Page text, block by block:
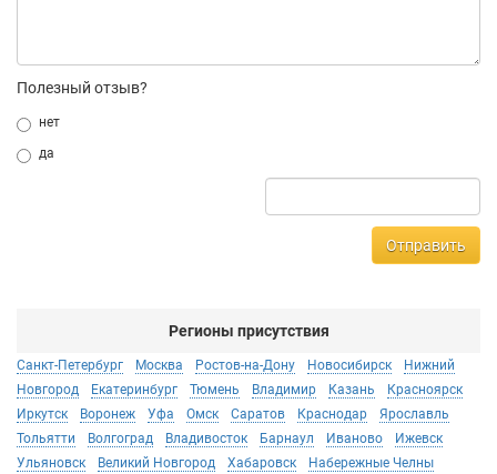
Полезный отзыв?
нет
да
Отправить
Регионы присутствия
Санкт-Петербург Москва Ростов-на-Дону Новосибирск
Нижний
Новгород
Екатеринбург Тюмень Владимир Казань
Красноярск
Иркутск
Воронеж Уфа Омск Саратов Краснодар
Ярославль
Тольятти
Волгоград Владивосток Барнаул Иваново
Ижевск
Ульяновск
Великий Новгород Хабаровск
Набережные Челны